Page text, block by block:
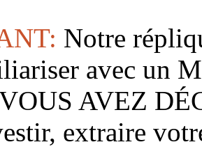
Notre
avec un
AVEZ
extraire